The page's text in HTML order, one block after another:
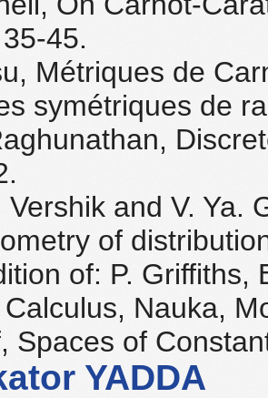
45.
Métriques de
symétriques de
Vershik and V. Ya.
of
of: P.
Nauka,
Spaces of
YADDA